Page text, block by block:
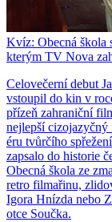
Kvíz: Obecná škola
kterým TV Nova
Celovečerní debut
vstoupil do kin v
přízeň zahraniční
nejlepší cizojazyčný
éru tvůrčího
zapsalo do historie
Obecná škola ze
retro filmařinu,
Igora Hnízda nebo
otce Součka.